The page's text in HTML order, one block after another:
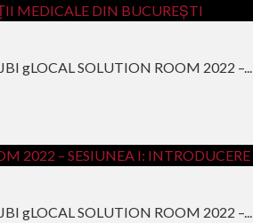
JBI gLOCAL SOLUTION ROOM 2022 –...
JBI gLOCAL SOLUTION ROOM 2022 –...